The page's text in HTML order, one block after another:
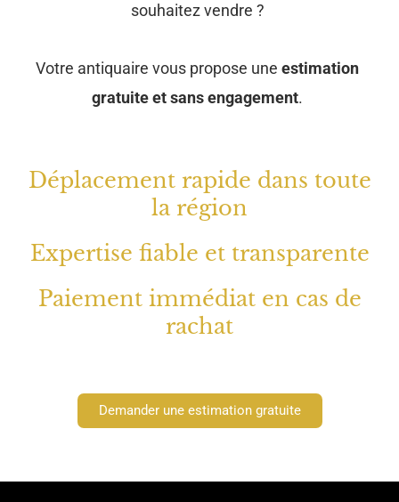
souhaitez vendre ?
Votre antiquaire vous propose une estimation
gratuite et sans engagement.
Déplacement rapide dans toute
la région
Expertise fiable et transparente
Paiement immédiat en cas de
rachat
Demander une estimation gratuite